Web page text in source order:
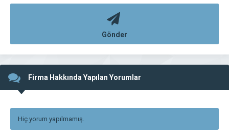
Gönder
Firma Hakkında Yapılan Yorumlar
Hiç yorum yapılmamış.